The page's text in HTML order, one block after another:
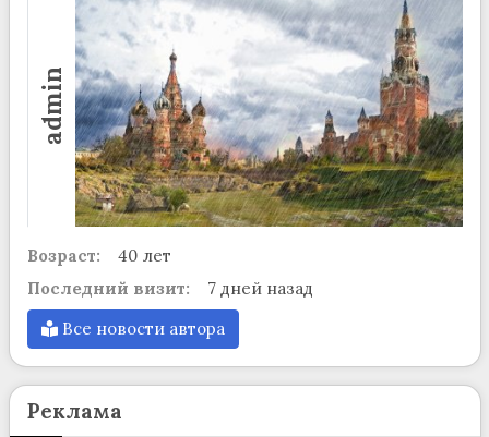
admin
Возраст:
40 лет
Последний визит:
7 дней назад
Все новости автора
Реклама